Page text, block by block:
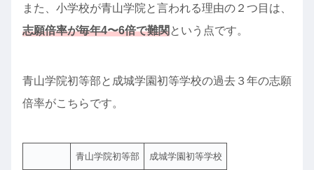
また、小学校が青山学院と言われる理由の２つ目は、
志願倍率が毎年4〜6倍で難関 という点です。
青山学院初等部と成城学園初等学校の過去３年の志願
倍率がこちらです。
青山学院初等部 成城学園初等学校